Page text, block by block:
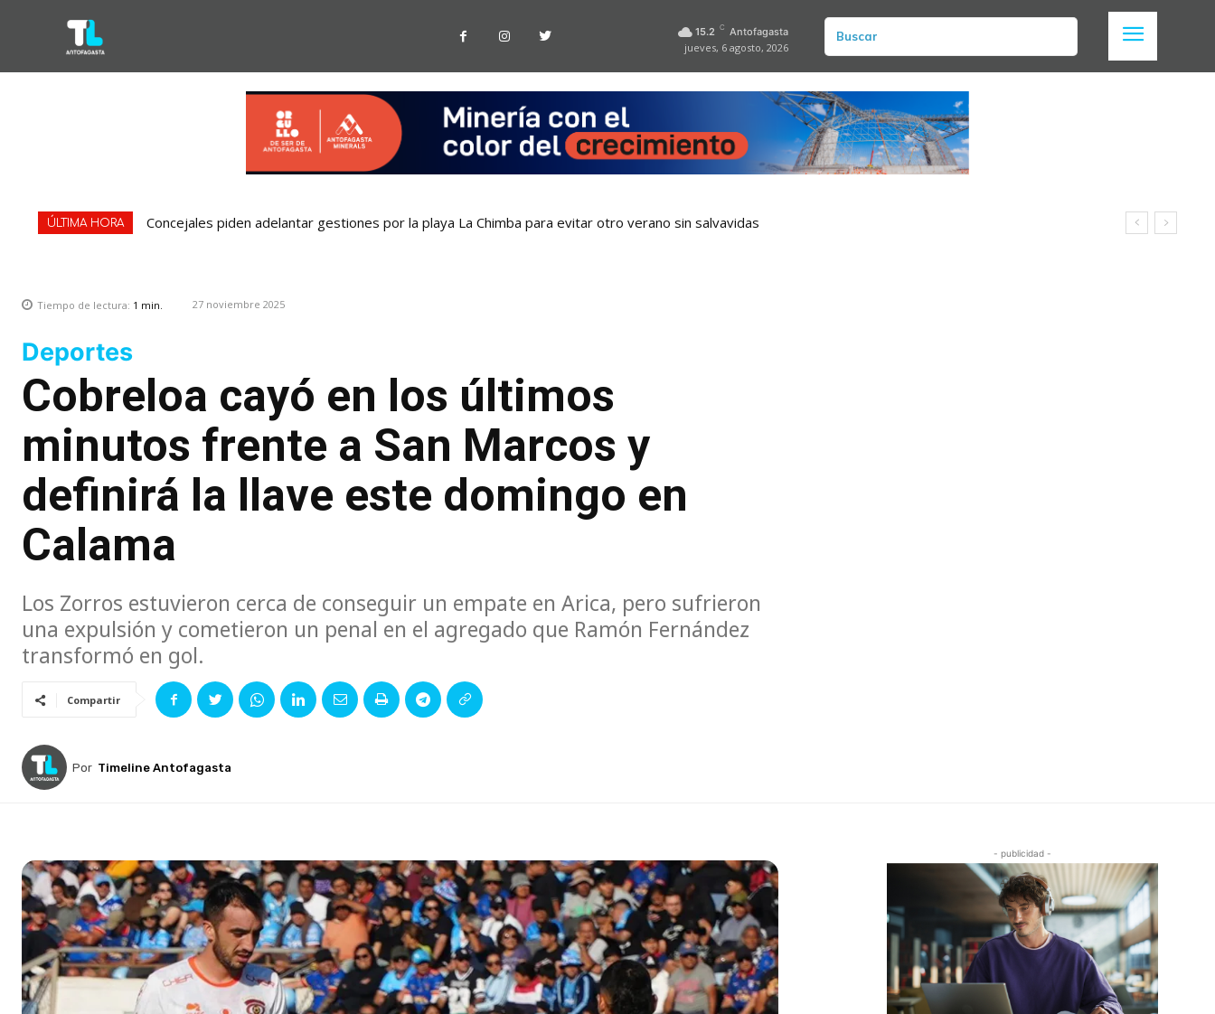
15.2 C Antofagasta
jueves, 6 agosto, 2026
Buscar
ÚLTIMA HORA Concejales piden adelantar gestiones por la playa La Chimba para evitar otro verano sin salvavidas
Tiempo de lectura: 1 min. 27 noviembre 2025
Deportes
Cobreloa cayó en los últimos
minutos frente a San Marcos y
definirá la llave este domingo en
Calama
Los Zorros estuvieron cerca de conseguir un empate en Arica, pero sufrieron
una expulsión y cometieron un penal en el agregado que Ramón Fernández
transformó en gol.
Compartir
Por Timeline Antofagasta
- publicidad -